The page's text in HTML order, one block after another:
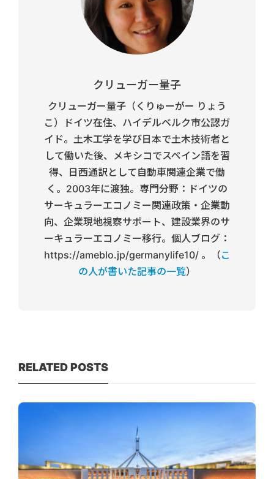
クリューガー量子
クリューガー量子（くりゅーがー りょう
こ）ドイツ在住、ハイデルベルク市公認ガ
イド。土木工学を学び日本で土木技術者と
して働いた後、メキシコでスペイン語を習
得、日西通訳として自動車関連企業で働
く。2003年に渡独。専門分野：ドイツの
サーキュラーエコノミー関連政策・企業動
向、企業現地視察サポート、建設業界のサ
ーキュラーエコノミー移行。個人ブログ：
https://ameblo.jp/germanylife10/ 。（こ
の人が書いた記事の一覧）
RELATED POSTS